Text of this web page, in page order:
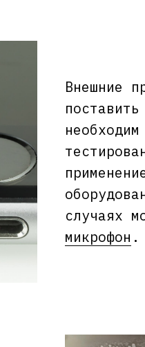
Внешние
случаях
микрофон .